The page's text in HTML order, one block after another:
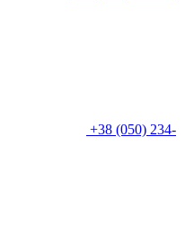
+38 (050) 234-